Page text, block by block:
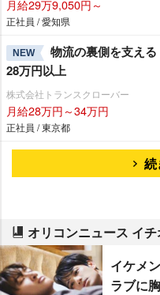
月給29万9,050円～
正社員 / 愛知県
NEW
物流の裏側を支え
28万円以上
株式会社トランスクローバー
月給28万円～34万円
正社員 / 東京都
続
オリコンニュース イ
イケメ
ラブに